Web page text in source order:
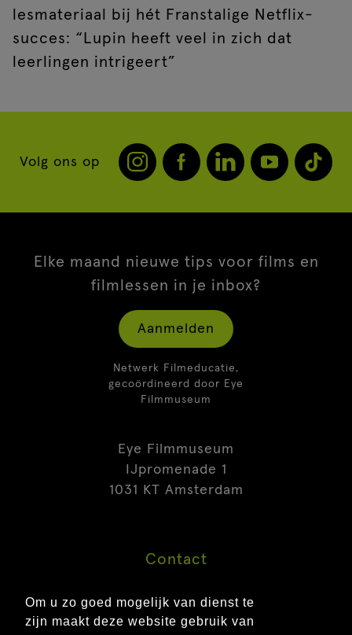
Om u zo goed mogelijk van dienst te
zijn maakt deze website gebruik van
lesmateriaal bij hét Franstalige Netflix-
succes: “Lupin heeft veel in zich dat
leerlingen intrigeert”
Volg ons op
Elke maand nieuwe tips voor films en
filmlessen in je inbox?
Aanmelden
Netwerk Filmeducatie,
gecoördineerd door Eye
Filmmuseum
Eye Filmmuseum
IJpromenade 1
1031 KT Amsterdam
Contact
Vacatures